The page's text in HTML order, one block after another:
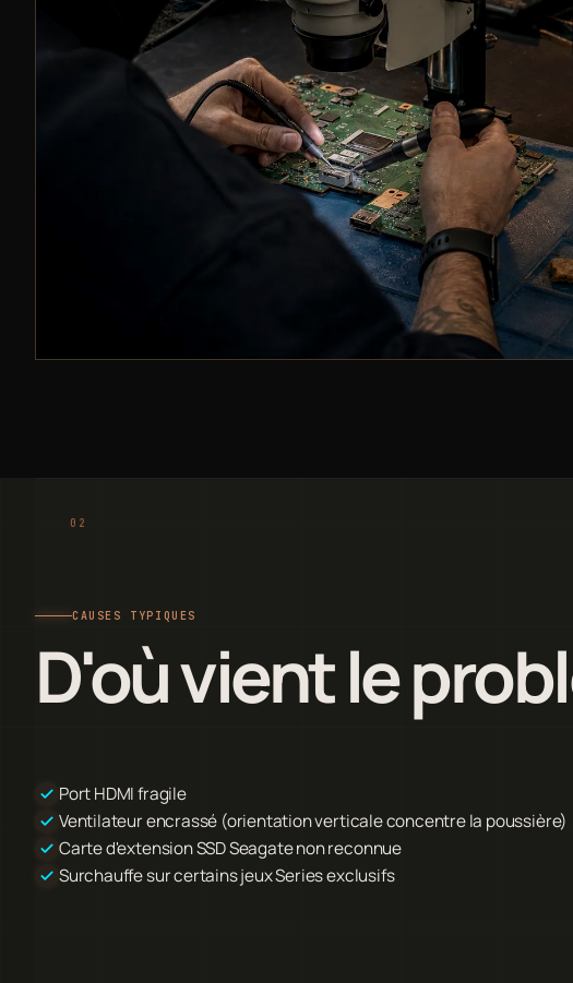
CAUSES TYPIQUES
D'où vient le
Port HDMI fragile
Ventilateur encrassé (orientation verticale concentre la poussière)
Carte d'extension SSD Seagate non reconnue
Surchauffe sur certains jeux Series exclusifs